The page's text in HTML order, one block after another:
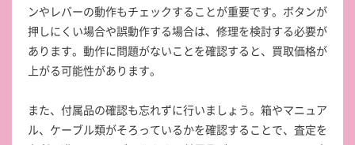
ンやレバーの動作もチェックすることが重要です。ボタンが
押しにくい場合や誤動作する場合は、修理を検討する必要が
あります。動作に問題がないことを確認すると、買取価格が
上がる可能性があります。
また、付属品の確認も忘れずに行いましょう。箱やマニュア
ル、ケーブル類がそろっているかを確認することで、査定を